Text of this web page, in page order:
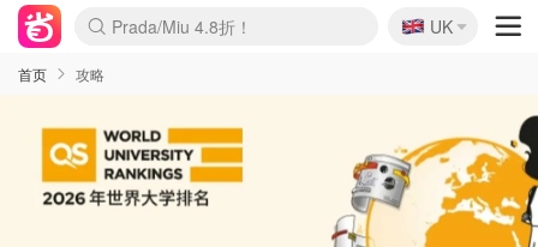
Prada/Miu 4.8折！
🇬🇧
UK
首页 攻略